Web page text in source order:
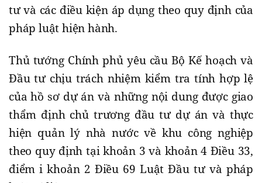
tư và các điều kiện áp dụng theo quy định của
pháp luật hiện hành.
Thủ tướng Chính phủ yêu cầu Bộ Kế hoạch và
Đầu tư chịu trách nhiệm kiểm tra tính hợp lệ
của hồ sơ dự án và những nội dung được giao
thẩm định chủ trương đầu tư dự án và thực
hiện quản lý nhà nước về khu công nghiệp
theo quy định tại khoản 3 và khoản 4 Điều 33,
điểm i khoản 2 Điều 69 Luật Đầu tư và pháp